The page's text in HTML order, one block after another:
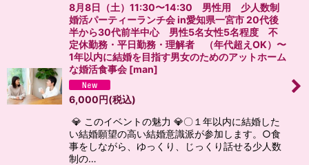
8月8日（土）11:30〜14:30 男性用 少人数制
婚活パーティーランチ会 in愛知県一宮市 20代後
半から30代前半中心 男性5名女性5名程度 不
定休勤務・平日勤務・理解者 （年代超えOK）〜
1年以内に結婚を目指す男女のためのアットホーム
な婚活食事会 [man]
6,000円(税込)
💎 このイベントの魅力 💎〇１年以内に結婚した
い結婚願望の高い結婚意識派が参加します。○食
事をしながら、ゆっくり、じっくり話せる少人数
制の…